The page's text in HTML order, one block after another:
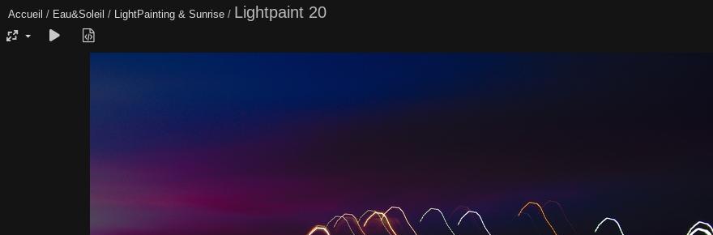
Accueil / Eau&Soleil / LightPainting & Sunrise / Lightpaint 20